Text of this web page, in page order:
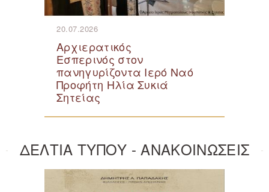
20.07.2026
Αρχιερατικός
Εσπερινός στον
πανηγυρίζοντα Ιερό Ναό
Προφήτη Ηλία Συκιά
Σητείας
ΔΕΛΤΙΑ ΤΥΠΟΥ - ΑΝΑΚΟΙΝΩΣΕΙΣ